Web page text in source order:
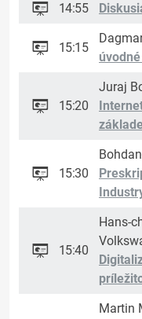
14:55
15:15
15:20
Juraj
15:30
15:40
Hans-
Martin